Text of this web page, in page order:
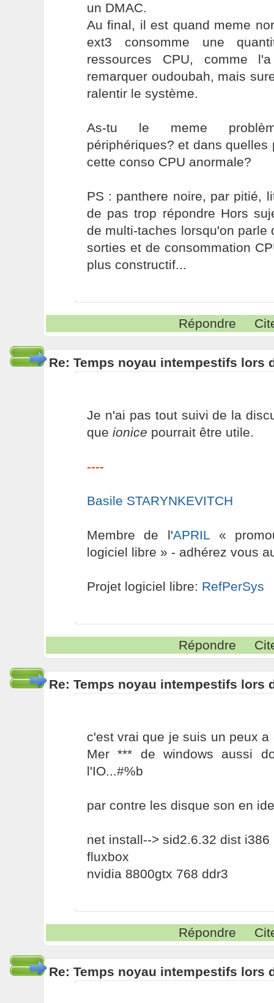
un DMAC.
Au final, il est quand meme
ext3 consomme une
ressources CPU, comme
remarquer oudoubah, mais
ralentir le système.
As-tu le meme
périphériques? et dans quelles
cette conso CPU anormale?
PS : panthere noire, par pitié,
de pas trop répondre Hors
de multi-taches lorsqu'on parle
sorties et de consommation
plus constructif...
Répondre
Re: Temps noyau intempestifs lors
Je n'ai pas tout suivi de la
que ionice pourrait être utile.
----
Basile STARYNKEVITCH
Membre de l'APRIL «
logiciel libre » - adhérez vous
Projet logiciel libre: RefPerSys
Répondre
Re: Temps noyau intempestifs lors
c'est vrai que je suis un peux
Mer *** de windows aussi
l'IO...#%b
par contre les disque son en
net install--> sid2.6.32 dist i386
fluxbox
nvidia 8800gtx 768 ddr3
Répondre
Re: Temps noyau intempestifs lors